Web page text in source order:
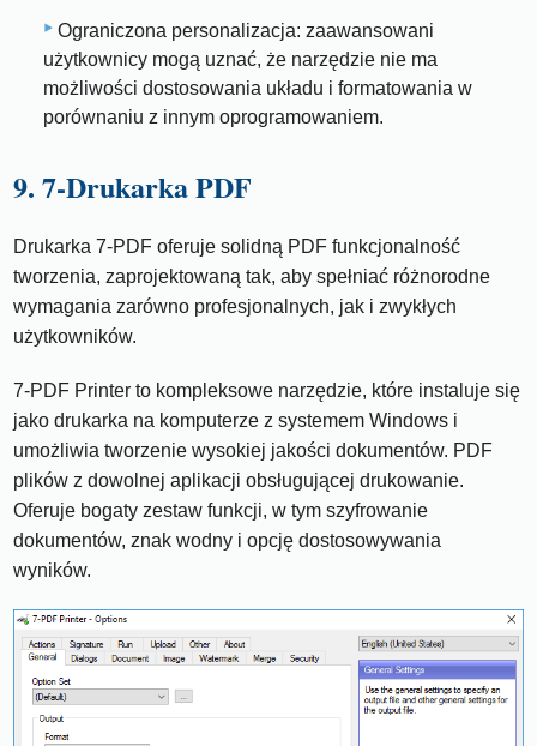
Ograniczona personalizacja: zaawansowani
użytkownicy mogą uznać, że narzędzie nie ma
możliwości dostosowania układu i formatowania w
porównaniu z innym oprogramowaniem.
9. 7-Drukarka PDF
Drukarka 7-PDF oferuje solidną PDF funkcjonalność
tworzenia, zaprojektowaną tak, aby spełniać różnorodne
wymagania zarówno profesjonalnych, jak i zwykłych
użytkowników.
7-PDF Printer to kompleksowe narzędzie, które instaluje się
jako drukarka na komputerze z systemem Windows i
umożliwia tworzenie wysokiej jakości dokumentów. PDF
plików z dowolnej aplikacji obsługującej drukowanie.
Oferuje bogaty zestaw funkcji, w tym szyfrowanie
dokumentów, znak wodny i opcję dostosowywania
wyników.